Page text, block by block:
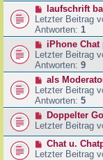
laufschrift
Letzter Beitrag
Antworten: 1
iPhone Chat
Letzter Beitrag
Antworten: 9
als
Letzter Beitrag
Antworten: 5
Doppelter
Letzter Beitrag
Chat u.
Letzter Beitrag